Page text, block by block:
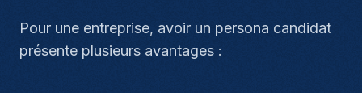
Pour une entreprise, avoir un persona candidat
présente plusieurs avantages :